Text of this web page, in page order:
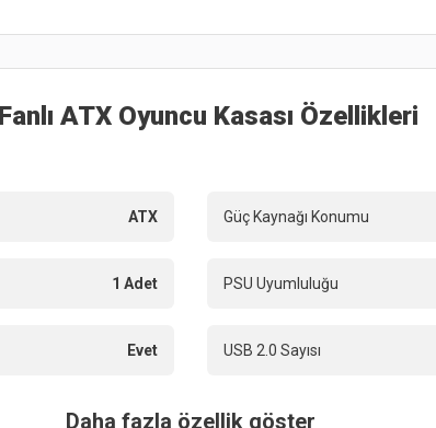
ATX Oyuncu Kasası Özellikleri
ATX Güç Kaynağı Konumu
1 Adet PSU Uyumluluğu
Evet USB 2.0 Sayısı
Daha fazla özellik göster